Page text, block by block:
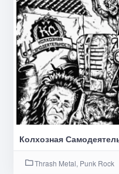
Колхозная
Thrash Metal, Punk Rock